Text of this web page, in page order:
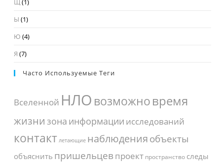
Щ(1)
Ы (1)
Ю (4)
Я (7)
Часто Используемые Теги
Вселенной НЛО возможновремя
жизни зона информации исследований
контакт летающие наблюденияобъекты
объяснить пришельцев проект пространство следы